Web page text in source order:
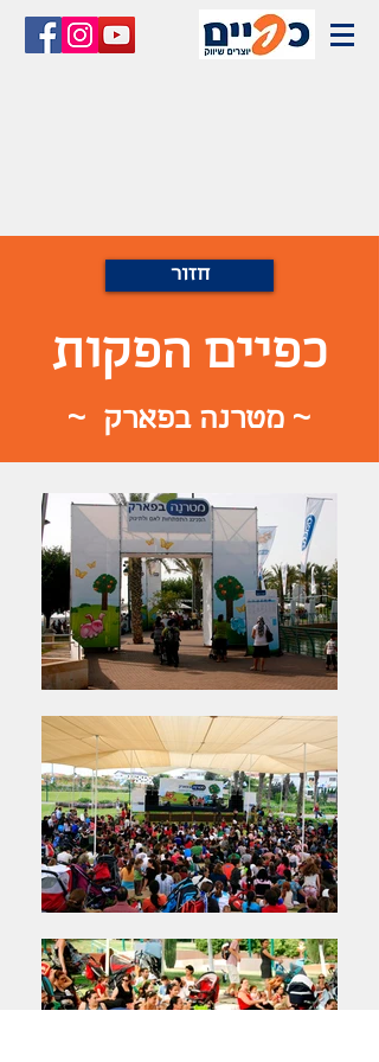
חזור
כפיים הפקות
~ מטרנה בפארק ~